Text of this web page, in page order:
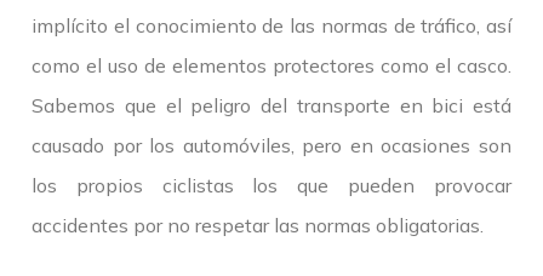
implícito el conocimiento de las normas de tráfico, así
como el uso de elementos protectores como el casco.
Sabemos que el peligro del transporte en bici está
causado por los automóviles, pero en ocasiones son
los propios ciclistas los que pueden provocar
accidentes por no respetar las normas obligatorias.